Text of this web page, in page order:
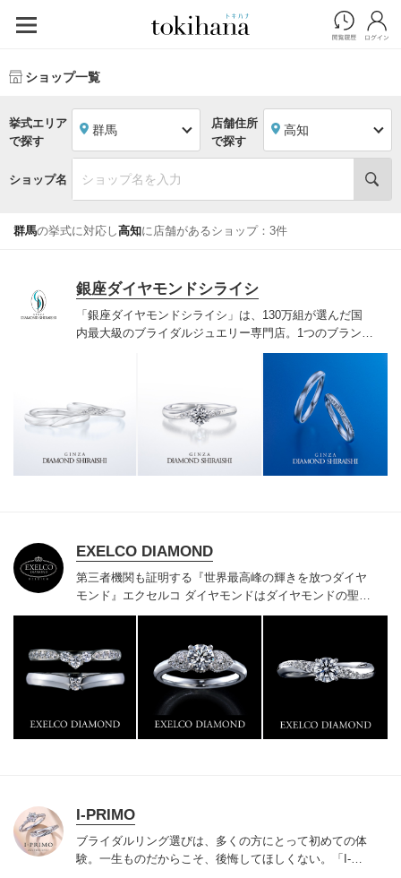
ショップ一覧
挙式エリア
で探す
群馬
店舗住所
で探す
高知
ショップ名
群馬の挙式に対応し高知に店舗があるショップ：3件
銀座ダイヤモンドシライシ
「銀座ダイヤモンドシライシ」は、130万組が選んだ国
内最大級のブライダルジュエリー専門店。1つのブランド
では国内最大級の700種類以上の豊富なデザインを取り
揃え、ふたりの「似合う」と「好き」を同時に叶えた満
足の選択ができる指輪をご提案しています。多くのお客
様にご満足いただけている、一生身に着けるための指輪
のクオリティや購入後のアフターサービスをぜひ一度店
頭でお確かめください。
EXELCO DIAMOND
第三者機関も証明する『世界最高峰の輝きを放つダイヤ
モンド』 エクセルコ ダイヤモンドはダイヤモンドの聖地
ベルギー発祥で200年以上の歴史がある真のカッターズ
門店としてリングのデザインや品質にもこだわっていま
す。おふたりに本物の輝きを一生身に着けていただきた
い想いで「ヴァージン・ダイヤモンド」「ハードプラチ
ナ」「保証内容」にこだわっています。
I-PRIMO
ブライダルリング選びは、多くの方にとって初めての体
験。一生ものだからこそ、後悔してほしくない。「I-